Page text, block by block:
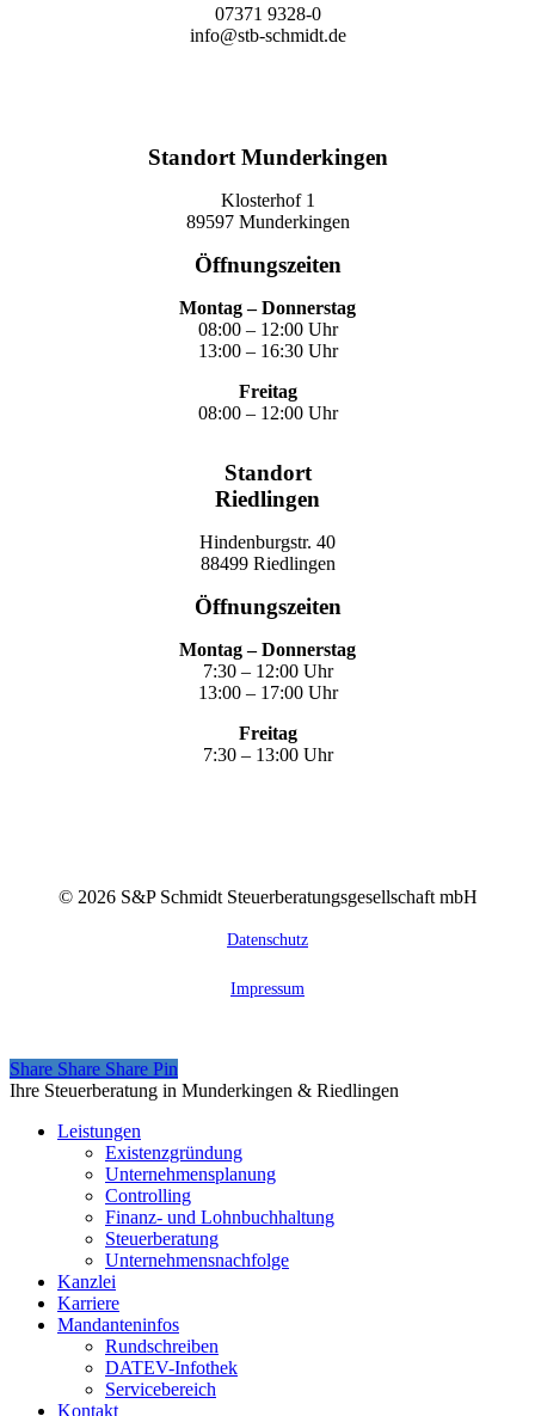
07371 9328-0
info@stb-schmidt.de
Standort Munderkingen
Klosterhof 1
89597 Munderkingen
Öffnungszeiten
Montag – Donnerstag
08:00 – 12:00 Uhr
13:00 – 16:30 Uhr
Freitag
08:00 – 12:00 Uhr
Standort
Riedlingen
Hindenburgstr. 40
88499 Riedlingen
Öffnungszeiten
Montag – Donnerstag
7:30 – 12:00 Uhr
13:00 – 17:00 Uhr
Freitag
7:30 – 13:00 Uhr
© 2026S&P Schmidt Steuerberatungsgesellschaft mbH
Datenschutz
Impressum
Share
Share Share Share Pin
Close
Ihre Steuerberatung in Munderkingen & Riedlingen
Leistungen
Existenzgründung
Unternehmensplanung
Controlling
Finanz- und Lohnbuchhaltung
Steuerberatung
Unternehmensnachfolge
Kanzlei
Karriere
Mandanteninfos
Rundschreiben
DATEV-Infothek
Servicebereich
Kontakt